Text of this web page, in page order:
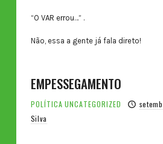
“O VAR errou…” .
Não, essa a gente já fala direto!
EMPESSEGAMENTO
POLÍTICA UNCATEGORIZED
Silva